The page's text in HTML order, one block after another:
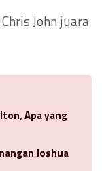
John juara
Apa yang
Joshua